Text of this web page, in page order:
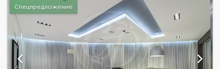
Спецпредложение